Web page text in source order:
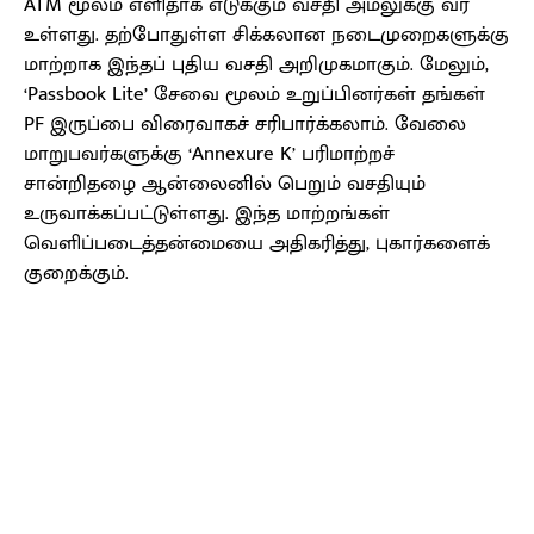
உள்ளது. தற்போதுள்ள சிக்கலான நடைமுறைகளுக்கு
மாற்றாக இந்தப் புதிய வசதி அறிமுகமாகும். மேலும்,
‘Passbook Lite’ சேவை மூலம் உறுப்பினர்கள் தங்கள்
PF இருப்பை விரைவாகச் சரிபார்க்கலாம். வேலை
மாறுபவர்களுக்கு ‘Annexure K’ பரிமாற்றச்
சான்றிதழை ஆன்லைனில் பெறும் வசதியும்
உருவாக்கப்பட்டுள்ளது. இந்த மாற்றங்கள்
வெளிப்படைத்தன்மையை அதிகரித்து, புகார்களைக்
குறைக்கும்.